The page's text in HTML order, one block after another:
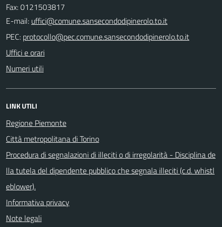
Fax: 0121503817
E-mail:
PEC:
Uffici e orari
Numeri utili
LINK UTILI
Regione Piemonte
Città metropolitana di Torino
Procedura di segnalazioni di illeciti o di irregolarità - Disciplina de
lla tutela del dipendente pubblico che segnala illeciti (c.d. whistl
eblower).
Informativa privacy
Note legali